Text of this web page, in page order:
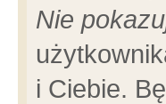
Nie
i Ciebie.